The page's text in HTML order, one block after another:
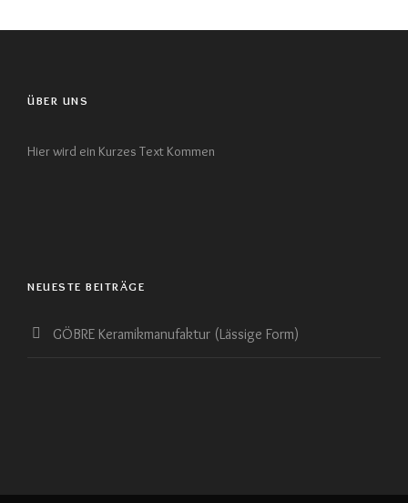
ÜBER UNS
Hier wird ein Kurzes Text Kommen
NEUESTE BEITRÄGE
GÖBRE Keramikmanufaktur (Lässige Form)